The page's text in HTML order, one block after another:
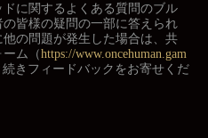
に関するよくある質問のブル
皆様の疑問の一部に答えられ
の問題が発生した場合は、共
ム（https://www.oncehuman.gam
きフィードバックをお寄せくだ